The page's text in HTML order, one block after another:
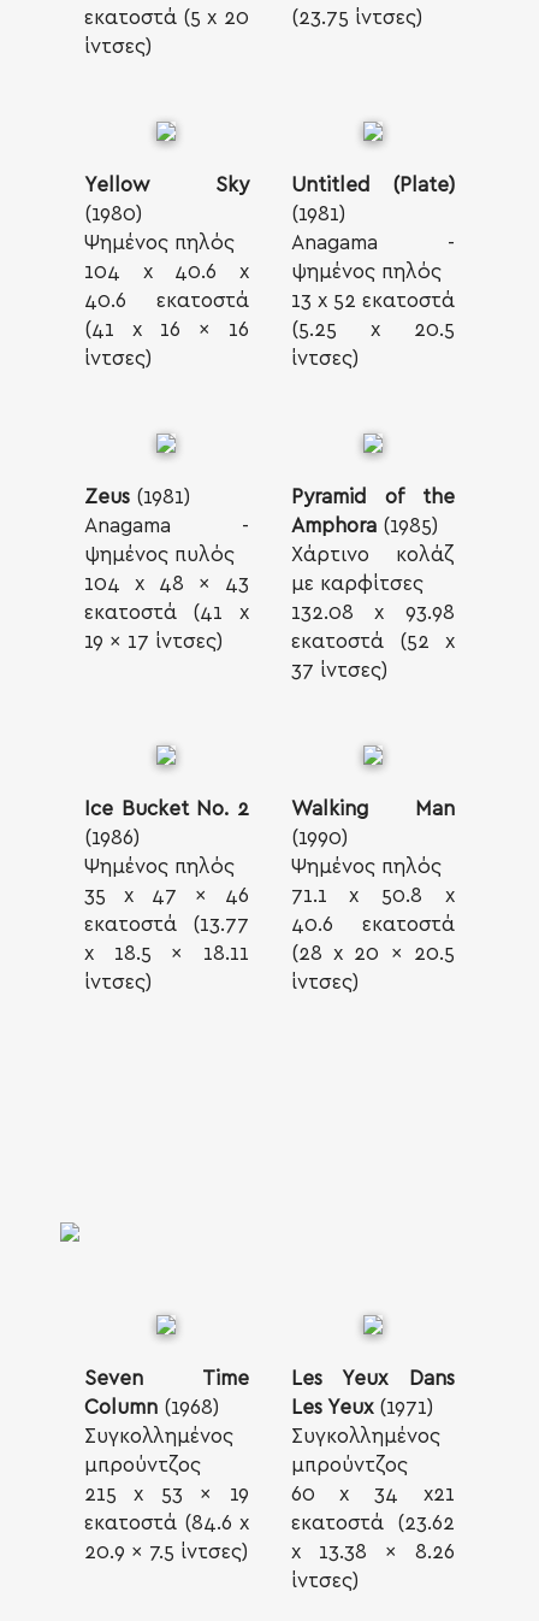
εκατοστά (5 x 20
ίντσες)
(23.75 ίντσες)
Yellow Sky
(1980)
Ψημένος πηλός
104 x 40.6 x
40.6 εκατοστά
(41 x 16 x 16
ίντσες)
Untitled (Plate)
(1981)
Anagama -
ψημένος πηλός
13 x 52 εκατοστά
(5.25 x 20.5
ίντσες)
Zeus (1981)
Anagama -
ψημένος πυλός
104 x 48 x 43
εκατοστά (41 x
19 x 17 ίντσες)
Pyramid of the
Amphora(1985)
Χάρτινο κολάζ
με καρφίτσες
132.08 x 93.98
εκατοστά (52 x
37 ίντσες)
Ice Bucket No. 2
(1986)
Ψημένος πηλός
35 x 47 x 46
εκατοστά (13.77
x 18.5 x 18.11
ίντσες)
Walking Man
(1990)
Ψημένος πηλός
71.1 x 50.8 x
40.6 εκατοστά
(28 x 20 x 20.5
ίντσες)
Seven Time
Column (1968)
Συγκολλημένος
μπρούντζος
215 x 53 x 19
εκατοστά (84.6 x
20.9 x 7.5 ίντσες)
Les Yeux Dans
Les Yeux(1971)
Συγκολλημένος
μπρούντζος
60 x 34 x21
εκατοστά (23.62
x 13.38 x 8.26
ίντσες)